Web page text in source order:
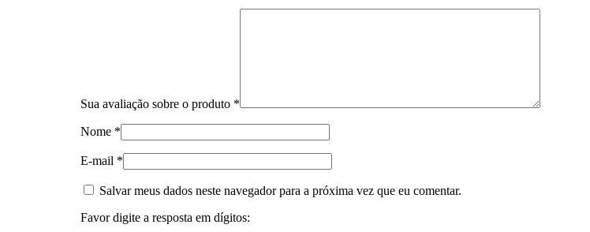
Sua avaliação sobre o produto *
Nome *
E-mail *
Salvar meus dados neste navegador para a próxima vez que eu comentar.
Favor digite a resposta em dígitos: